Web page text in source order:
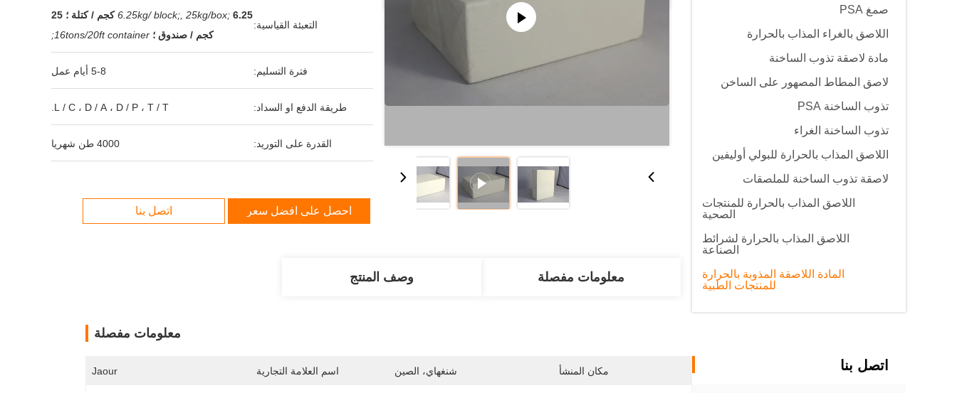
صمغ PSA
اللاصق بالغراء المذاب بالحرارة
مادة لاصقة تذوب الساخنة
لاصق المطاط المصهور على الساخن
تذوب الساخنة PSA
تذوب الساخنة الغراء
اللاصق المذاب بالحرارة للبولي أوليفين
لاصقة تذوب الساخنة للملصقات
اللاصق المذاب بالحرارة للمنتجات
الصحية
اللاصق المذاب بالحرارة لشرائط
الصناعة
المادة اللاصقة المذوبة بالحرارة
للمنتجات الطبية
اتصل بنا
التعبئة القياسية:
6.25kg/ block;, 25kg/box;
6.25 كجم / كتلة ؛ 25
كجم / صندوق ؛ 16tons/20ft container;
فترة التسليم: 5-8 أيام عمل
طريقة الدفع او السداد: L / C ، D / A ، D / P ، T / T.
القدرة على التوريد: 4000 طن شهريا
احصل على افضل سعر اتصل بنا
معلومات مفصلة وصف المنتج
معلومات مفصلة
مكان المنشأ شنغهاي، الصين اسم العلامة التجارية Jaour